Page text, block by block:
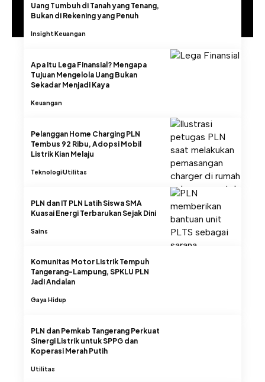
Uang Tumbuh di Tanah yang Tenang,
Bukan di Rekening yang Penuh
InsightKeuangan
Apa Itu Lega Finansial? Mengapa
Tujuan Mengelola Uang Bukan
Sekadar Menjadi Kaya
Keuangan
Pelanggan Home Charging PLN
Tembus 92 Ribu, Adopsi Mobil
Listrik Kian Melaju
TeknologiUtilitas
PLN dan IT PLN Latih Siswa SMA
Kuasai Energi Terbarukan Sejak Dini
Sains
Komunitas Motor Listrik Tempuh
Tangerang-Lampung, SPKLU PLN
Jadi Andalan
Gaya Hidup
PLN dan Pemkab Tangerang Perkuat
Sinergi Listrik untuk SPPG dan
Koperasi Merah Putih
Utilitas